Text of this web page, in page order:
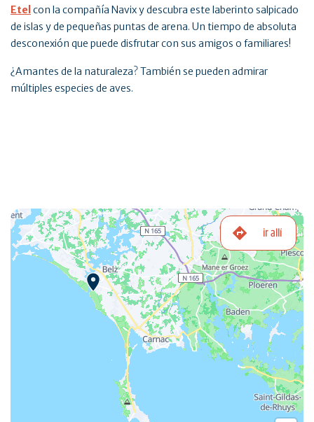
Etel con la compañía Navix y descubra este laberinto salpicado
de islas y de pequeñas puntas de arena. Un tiempo de absoluta
desconexión que puede disfrutar con sus amigos o familiares!
¿Amantes de la naturaleza? También se pueden admirar
múltiples especies de aves.
ir allí